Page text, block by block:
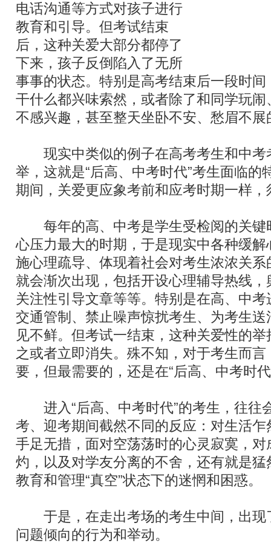
电话沟通等方式对孩子进行
教育和引导。但考试结束
后，这种关爱大部分都停了
下来，孩子反倒陷入了无所
事事的状态。特别是高考结束后一段时
干什么都兴味索然，或者除了和同学玩
不感兴趣，甚至整天坐卧不安、愁眉不展
现实中类似的例子在高考考生和中考
举，这就是“后高、中考时代”考生面临的
期间，关爱更应象考前和应考时期一样
每年的高、中考是学生受检阅的关键
心压力最大的时期，于是现实中各种缓
施心理疏导、体现着社会对考生浓浓关
就会渐次出现，包括开设心理辅导热线
关注性引导文章等等。特别是在高、中
交通管制、禁止噪声惊扰考生、为考生
见不鲜。但考试一结束，这种关爱性的
之或者立即消失。殊不知，对于考生而
要，但最需要的，还是在“后高、中考时
进入“后高、中考时代”的考生，往往
考、迎考期间截然不同的反应：对生活
手足无措，面对空荡荡时的心灵寂寞，
灼，以及对学友分离的不舍，还有就是
教育和管理“真空”状态下的迷惘和困惑。
于是，在走出考场的考生中间，出现
问题倾向的行为和举动。